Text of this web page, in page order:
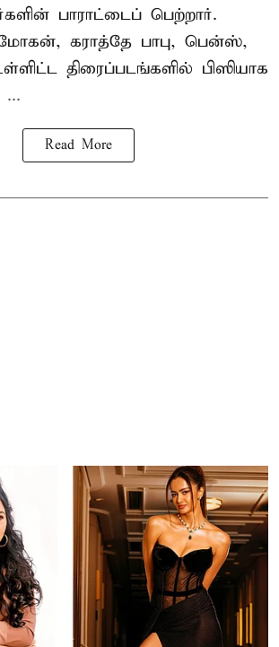
பாராட்டைப் பெற்றார்.
கராத்தே பாபு, பென்ஸ்,
திரைப்படங்களில் பிஸியாக
...
Read More